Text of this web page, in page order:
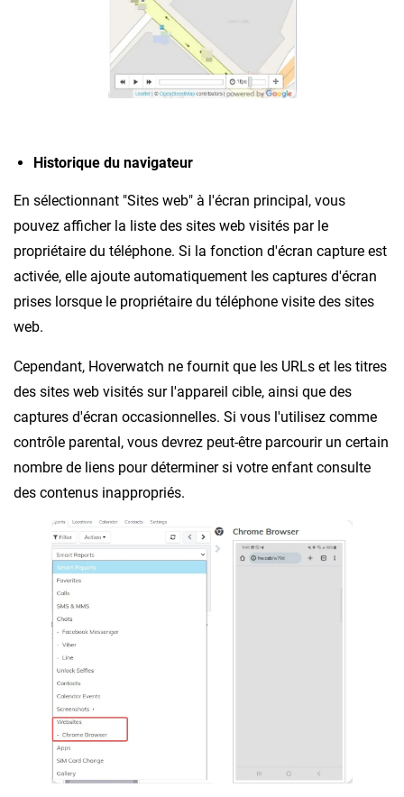
Historique du navigateur
En sélectionnant "Sites web" à l'écran principal, vous
pouvez afficher la liste des sites web visités par le
propriétaire du téléphone. Si la fonction d'écran capture est
activée, elle ajoute automatiquement les captures d'écran
prises lorsque le propriétaire du téléphone visite des sites
web.
Cependant, Hoverwatch ne fournit que les URLs et les titres
des sites web visités sur l'appareil cible, ainsi que des
captures d'écran occasionnelles. Si vous l'utilisez comme
contrôle parental, vous devrez peut-être parcourir un certain
nombre de liens pour déterminer si votre enfant consulte
des contenus inappropriés.